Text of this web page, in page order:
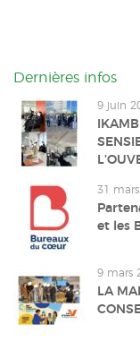
Dernières infos
9 juin
31
et les
9 mars
LA